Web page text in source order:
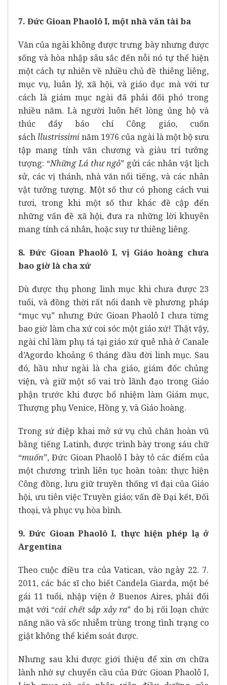
7. Đức Gioan Phaolô I, một nhà văn tài ba
Văn của ngài không được trưng bày nhưng được
sống và hòa nhập sâu sắc đến nỗi nó tự thể hiện
một cách tự nhiên về nhiều chủ đề thiêng liêng,
mục vụ, luân lý, xã hội, và giáo dục mà với tư
cách là giám mục ngài đã phải đối phó trong
nhiều năm. Là người luôn hết lòng ủng hộ và
thúc đẩy báo chí Công giáo, cuốn
sách llustrissiminăm 1976 của ngài là một bộ sưu
tập mang tính văn chương và giàu trí tưởng
tượng: “Những Lá thư ngỏ” gửi các nhân vật lịch
sử, các vị thánh, nhà văn nổi tiếng, và các nhân
vật tưởng tượng. Một số thư có phong cách vui
tươi, trong khi một số thư khác đề cập đến
những vấn đề xã hội, đưa ra những lời khuyên
mang tính cá nhân, hoặc suy tư thiêng liêng.
8. Đức Gioan Phaolô I, vị Giáo hoàng chưa
bao giờ là cha xứ
Dù được thụ phong linh mục khi chưa được 23
tuổi, và đồng thời rất nổi danh về phương pháp
“mục vụ” nhưng Đức Gioan Phaolô I chưa từng
bao giờ làm cha xứ coi sóc một giáo xứ! Thật vậy,
ngài chỉ làm phụ tá tại giáo xứ quê nhà ở Canale
d’Agordo khoảng 6 tháng đầu đời linh mục. Sau
đó, hầu như ngài là cha giáo, giám đốc chủng
viện, và giữ một số vai trò lãnh đạo trong Giáo
phận trước khi được bổ nhiệm làm Giám mục,
Thượng phụ Venice, Hồng y, và Giáo hoàng.
Trong sứ điệp khai mở sứ vụ chủ chăn hoàn vũ
bằng tiếng Latinh, được trình bày trong sáu chữ
“muốn”, Đức Gioan Phaolô I bày tỏ các điểm của
một chương trình liên tục hoàn toàn: thực hiện
Công đồng, lưu giữ truyền thống vĩ đại của Giáo
hội, ưu tiên việc Truyền giáo; vấn đề Đại kết, Đối
thoại, và phục vụ hòa bình.
9. Đức Gioan Phaolô I, thực hiện phép lạ ở
Argentina
Theo cuộc điều tra của Vatican, vào ngày 22. 7.
2011, các bác sĩ cho biết Candela Giarda, một bé
gái 11 tuổi, nhập viện ở Buenos Aires, phải đối
mặt với “cái chết sắp xảy ra” do bị rối loạn chức
năng não và sốc nhiễm trùng trong tình trạng co
giật không thể kiểm soát được.
Nhưng sau khi được giới thiệu để xin ơn chữa
lành nhờ sự chuyển cầu của Đức Gioan Phaolô I,